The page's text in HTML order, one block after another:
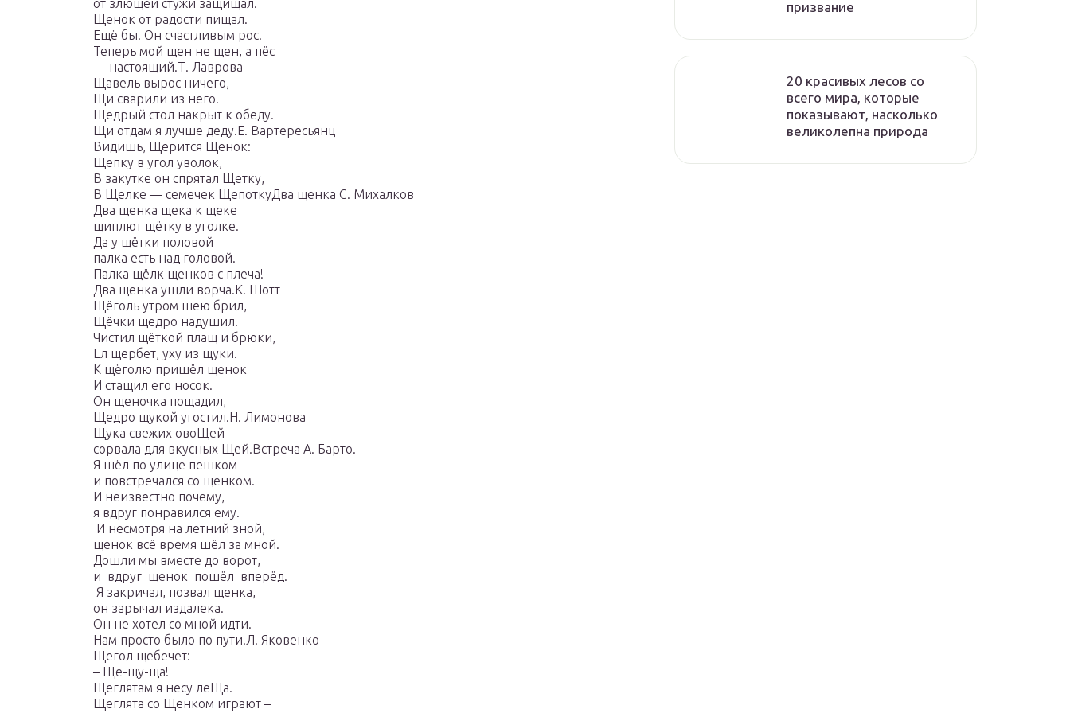
от злющей стужи защищал.
Щенок от радости пищал.
Ещё бы! Он счастливым рос!
Теперь мой щен не щен, а пёс
— настоящий.Т. Лаврова
Щавель вырос ничего,
Щи сварили из него.
Щедрый стол накрыт к обеду.
Щи отдам я лучше деду.Е. Вартересьянц
Видишь, Щерится Щенок:
Щепку в угол уволок,
В закутке он спрятал Щетку,
В Щелке — семечек ЩепоткуДва щенка С. Михалков
Два щенка щека к щеке
щиплют щётку в уголке.
Да у щётки половой
палка есть над головой.
Палка щёлк щенков с плеча!
Два щенка ушли ворча.К. Шотт
Щёголь утром шею брил,
Щёчки щедро надушил.
Чистил щёткой плащ и брюки,
Ел щербет, уху из щуки.
К щёголю пришёл щенок
И стащил его носок.
Он щеночка пощадил,
Щедро щукой угостил.Н. Лимонова
Щука свежих овоЩей
сорвала для вкусных Щей.Встреча А. Барто.
Я шёл по улице пешком
и повстречался со щенком.
И неизвестно почему,
я вдруг понравился ему.
И несмотря на летний зной,
щенок всё время шёл за мной.
Дошли мы вместе до ворот,
и вдруг щенок пошёл вперёд.
Я закричал, позвал щенка,
он зарычал издалека.
Он не хотел со мной идти.
Нам просто было по пути.Л. Яковенко
Щегол щебечет:
– Ще-щу-ща!
Щеглятам я несу леЩа.
Щеглята со Щенком играют –
призвание
20 красивых лесов со
всего мира, которые
показывают, насколько
великолепна природа